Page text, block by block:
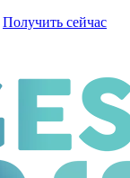
Получить сейчас